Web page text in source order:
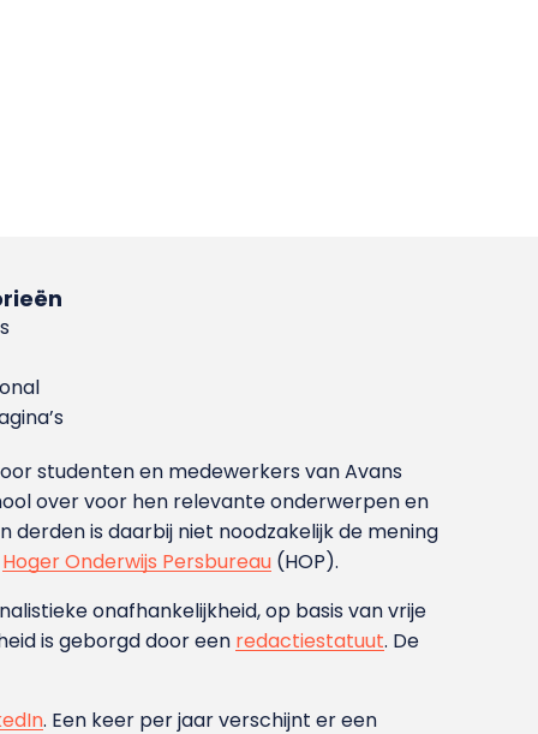
studenten en medewerkers van Avans
over voor hen relevante onderwerpen en
is daarbij niet noodzakelijk de mening
Hoger Onderwijs Persbureau (HOP).
onafhankelijkheid, op basis van vrije
is geborgd door een redactiestatuut. De
. Een keer per jaar verschijnt er een